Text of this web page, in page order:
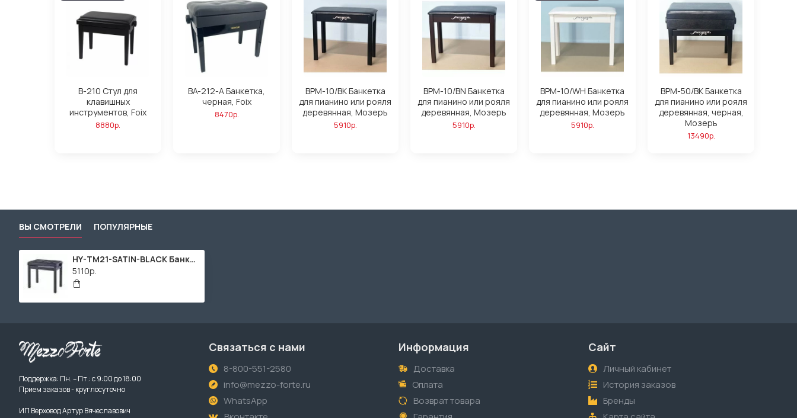
B-210 Стул для
клавишных
инструментов, Foix
8880р.
BA-212-A Банкетка,
черная, Foix
8470р.
BPM-10/BK Банкетка
для пианино или рояля
деревянная, Мозеръ
5910р.
BPM-10/BN Банкетка
для пианино или рояля
деревянная, Мозеръ
5910р.
BPM-10/WH Банкетка
для пианино или рояля
деревянная, Мозеръ
5910р.
BPM-50/BK Банкетка
для пианино или рояля
деревянная, черная,
Мозеръ
13490р.
ВЫ СМОТРЕЛИ ПОПУЛЯРНЫЕ
HY-TM21-SATIN-BLACK Банкетка, матовый черный, искусственная кожа, Rin
5110р.
Поддержка: Пн. – Пт.: с 9:00 до 18:00
Прием заказов - круглосуточно
ИП Верховод Артур Вячеславович
Связаться с нами
8-800-551-2580
info@mezzo-forte.ru
WhatsApp
Информация
Доставка
Оплата
Возврат товара
Сайт
Личный кабинет
История заказов
Бренды